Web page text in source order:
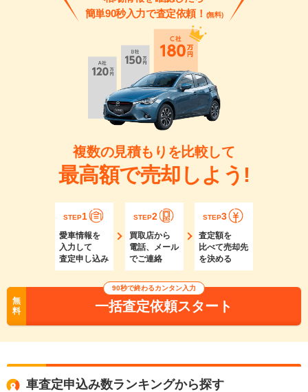
簡単90秒入力で査定依頼！ (無料)
複数の見積もりを比較して
最高額で売却しよう!
STEP1
愛車情報を
入力して
査定申し込み
STEP2
買取店から
電話、メール
でご連絡
STEP3
査定額を
比べて売却先
を決める
無
料
90秒で終わるカンタン入力
一括査定依頼スタート
車査定申込み数ランキングから探す